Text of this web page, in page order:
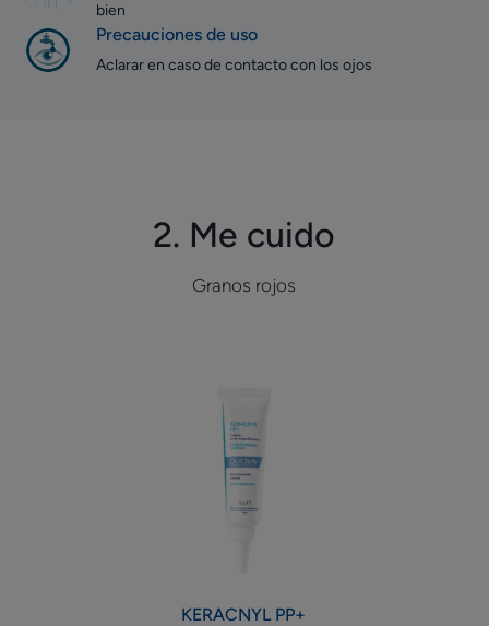
bien
Precauciones de uso
Aclarar en caso de contacto con los ojos
2. Me cuido
Granos rojos
KERACNYLPP+